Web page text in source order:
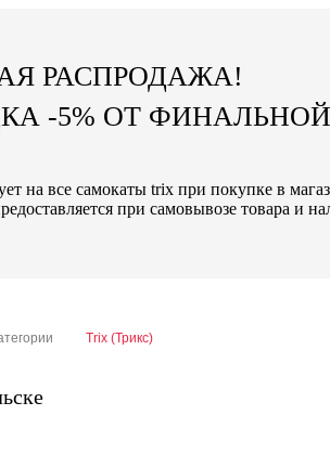
РАСПРОДАЖА!
-5% ОТ
на все самокаты trix при покупке в
при самовывозе товара и
Trix (Трикс)